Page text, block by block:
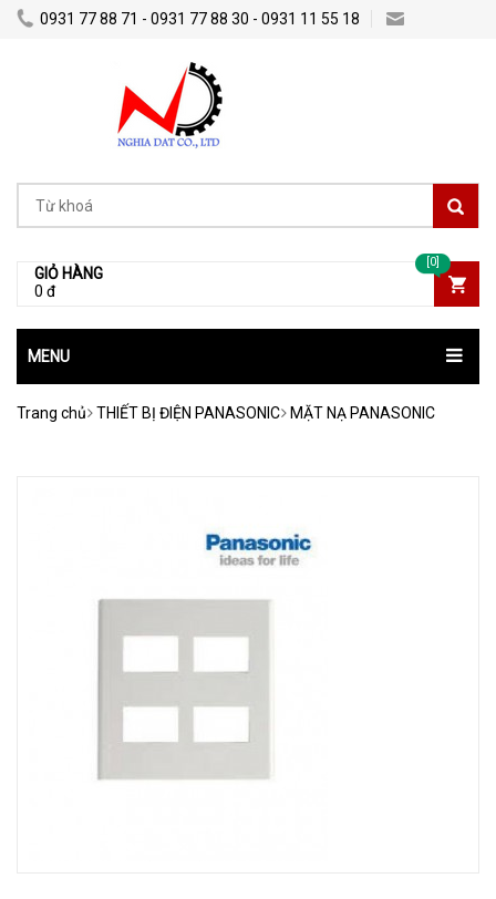
0931 77 88 71 - 0931 77 88 30 - 0931 11 55 18
GIỎ HÀNG
0 đ
[0]
MENU
Trang chủ THIẾT BỊ ĐIỆN PANASONIC MẶT NẠ PANASONIC